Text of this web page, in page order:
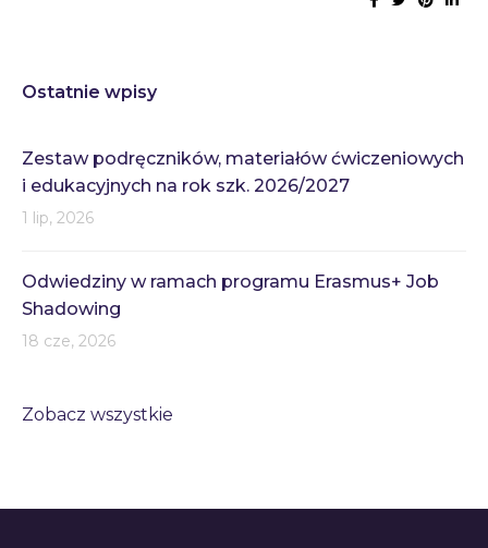
Ostatnie wpisy
Zestaw podręczników, materiałów ćwiczeniowych
i edukacyjnych na rok szk. 2026/2027
1 lip, 2026
Odwiedziny w ramach programu Erasmus+ Job
Shadowing
18 cze, 2026
Zobacz wszystkie